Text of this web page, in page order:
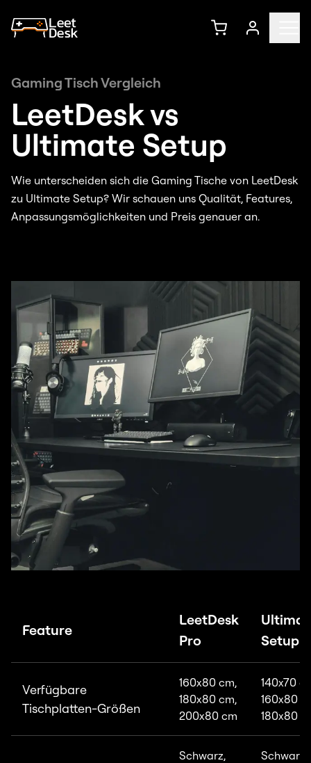
Gaming Tisch Vergleich
LeetDesk vs
Ultimate Setup
Wie unterscheiden sich die Gaming Tische von LeetDesk
zu Ultimate Setup? Wir schauen uns Qualität, Features,
Anpassungsmöglichkeiten und Preis genauer an.
Feature
LeetDesk
Pro
Setup
Verfügbare
Tischplatten-Größen
160x80 cm,
180x80 cm,
200x80 cm
140x70
160x80
180x80
Schwarz,
Schwarz,